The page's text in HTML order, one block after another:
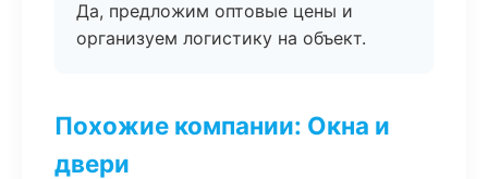
Да, предложим оптовые цены и
организуем логистику на объект.
Похожие компании: Окна и
двери